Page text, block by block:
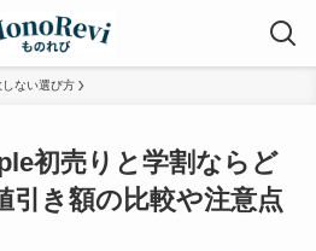
しない選び方
初売りと学割ならど
引き額の比較や注意点